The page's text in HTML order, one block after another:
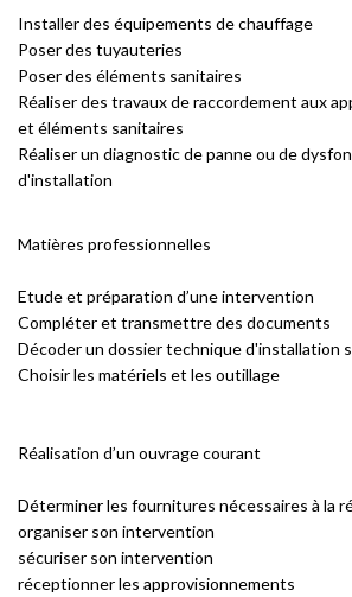
Installer des équipements de chauffage
Poser des tuyauteries
Poser des éléments sanitaires
Réaliser des travaux de raccordement aux
et éléments sanitaires
Réaliser un diagnostic de panne ou de
d'installation
Matières professionnelles
Etude et préparation d’une intervention
Compléter et transmettre des documents
Décoder un dossier technique d'installation
Choisir les matériels et les outillage
Réalisation d’un ouvrage courant
Déterminer les fournitures nécessaires à la
organiser son intervention
sécuriser son intervention
réceptionner les approvisionnements